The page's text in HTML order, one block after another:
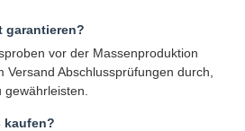
garantieren?
vor der Massenproduktion
Abschlussprüfungen durch,
kaufen?